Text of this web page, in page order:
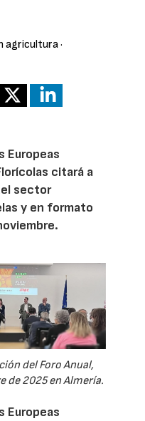
agricultura·
Europeas
citará a
sector
y en formato
del Foro Anual,
de 2025 en Almería.
Europeas